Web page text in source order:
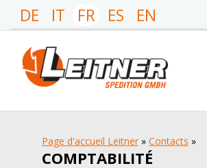
DE IT FR ES EN
Page d'accueil Leitner » Contacts »
COMPTABILITÉ